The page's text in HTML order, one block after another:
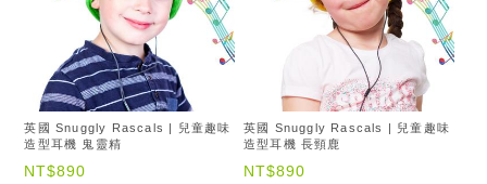
英國 Snuggly Rascals | 兒童趣味
造型耳機 鬼靈精
NT$890
英國 Snuggly Rascals | 兒童趣味
造型耳機 長頸鹿
NT$890